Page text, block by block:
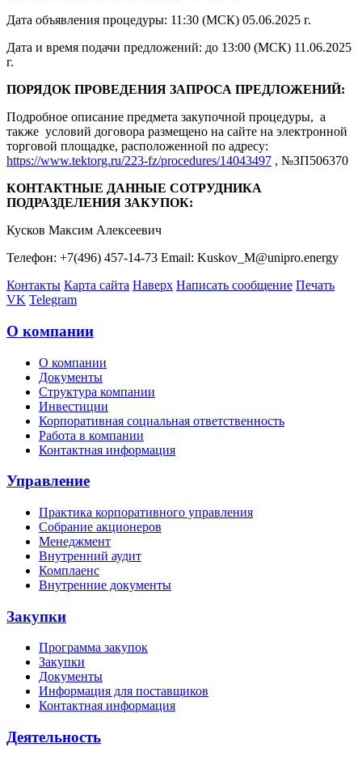
Дата объявления процедуры: 11:30 (МСК) 05.06.2025 г.
Дата и время подачи предложений: до 13:00 (МСК) 11.06.2025
г.
ПОРЯДОК ПРОВЕДЕНИЯ ЗАПРОСА ПРЕДЛОЖЕНИЙ:
Подробное описание предмета закупочной процедуры, а
также условий договора размещено на сайте на электронной
торговой площадке, расположенной по адресу:
https://www.tektorg.ru/223-fz/procedures/14043497 , №ЗП506370
КОНТАКТНЫЕ ДАННЫЕ СОТРУДНИКА
ПОДРАЗДЕЛЕНИЯ ЗАКУПОК:
Кусков Максим Алексеевич
Телефон: +7(496) 457-14-73 Email: Kuskov_M@unipro.energy
Контакты Карта сайта Наверх Написать сообщение Печать
VK Telegram
О компании
О компании
Документы
Структура компании
Инвестиции
Корпоративная социальная ответственность
Работа в компании
Контактная информация
Управление
Практика корпоративного управления
Собрание акционеров
Менеджмент
Внутренний аудит
Комплаенс
Внутренние документы
Закупки
Программа закупок
Закупки
Документы
Информация для поставщиков
Контактная информация
Деятельность